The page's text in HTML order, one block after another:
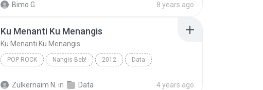
Bimo G. 8 years ago
Ku Menanti Ku Menangis
Ku Menanti Ku Menangis
POP ROCK Nangis Beb! 2012 Data
Zulkernaim N. in Data 4 years ago